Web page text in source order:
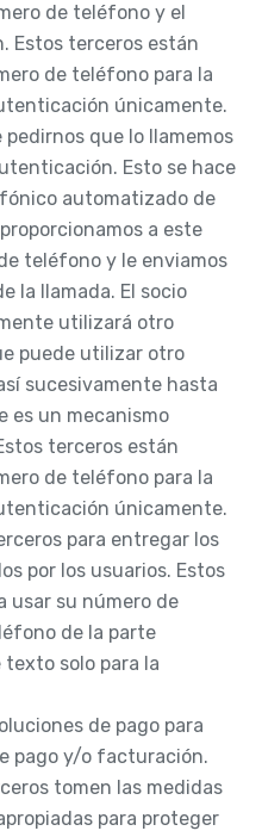
de teléfono y el
Estos terceros están
de teléfono para la
únicamente.
pedirnos que lo llamemos
Esto se hace
automatizado de
a este
teléfono y le enviamos
la llamada. El socio
utilizará otro
puede utilizar otro
sucesivamente hasta
es un mecanismo
terceros están
de teléfono para la
únicamente.
para entregar los
por los usuarios. Estos
usar su número de
de la parte
solo para la
de pago para
pago y/o facturación.
tomen las medidas
para proteger